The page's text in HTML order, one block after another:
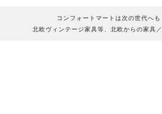
コンフォートマートは次の世代へ
北欧ヴィンテージ家具等、北欧からの家具